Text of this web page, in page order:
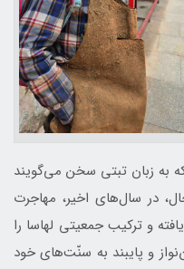
به زبان تبتی سخن می‌گویند
در سال‌های اخیر، مهاجرت
و ترکیب جمعیتی لهاسا را
و پایبند به سنّت‌های خود